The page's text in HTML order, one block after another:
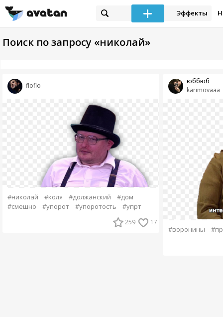
Эффекты
Поиск по запросу «николай»
floflo
#николай #коля #должанский
#дом
#смешно
#упорот #упоротость #упрт
259 17
karimovaaa
юббюб
#воронины